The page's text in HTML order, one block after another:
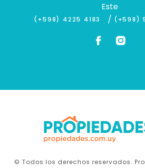
Este
(+598) 4225 4183 / (+598)
© Todos los derechos reservados.